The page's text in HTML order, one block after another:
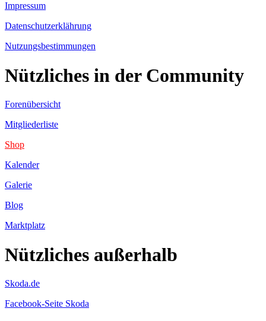
Impressum
Datenschutzerklährung
Nutzungsbestimmungen
Nützliches in der Community
Forenübersicht
Mitgliederliste
Shop
Kalender
Galerie
Blog
Marktplatz
Nützliches außerhalb
Skoda.de
Facebook-Seite Skoda